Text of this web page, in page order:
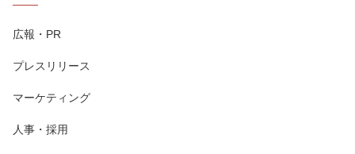
広報・PR
プレスリリース
マーケティング
人事・採用